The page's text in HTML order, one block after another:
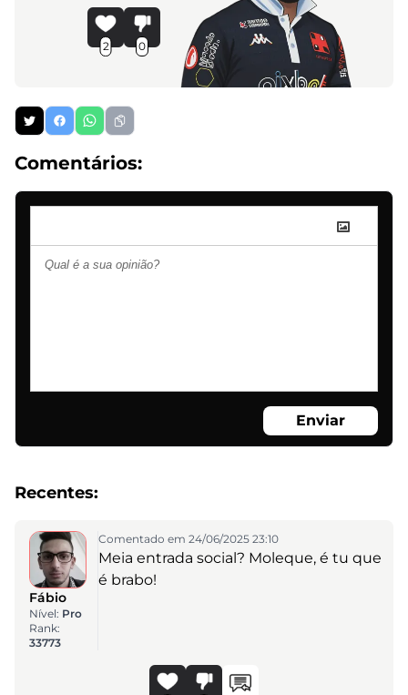
2 0
Comentários:
Enviar
Recentes:
Fábio
Nível: Pro
Rank:
33773
Comentado em 24/06/2025 23:10
Meia entrada social? Moleque, é tu que
é brabo!